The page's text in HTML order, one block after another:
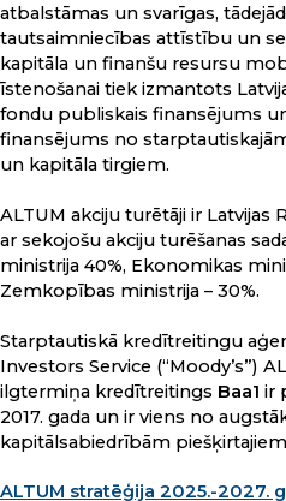
atbalstāmas un svarīgas,
tautsaimniecības attīstību un
kapitāla un finanšu resursu
īstenošanai tiek izmantots
fondu publiskais finansējums
finansējums no
un kapitāla tirgiem.
ALTUM akciju turētāji ir Latvijas
ar sekojošu akciju turēšanas
ministrija 40%, Ekonomikas
Zemkopības ministrija – 30%.
Starptautiskā kredītreitingu
Investors Service (“Moody’s”)
ilgtermiņa kredītreitings Baa1 ir
2017. gada un ir viens no
kapitālsabiedrībām
ALTUM stratēģija 2025.-2027.